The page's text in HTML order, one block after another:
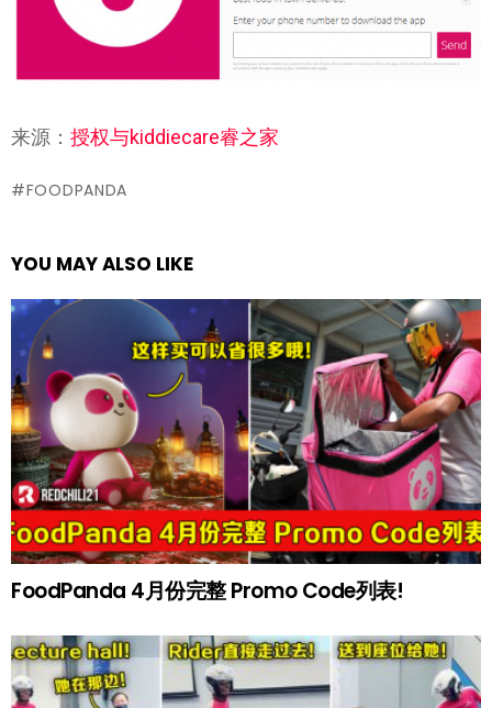
来源： 授权与kiddiecare睿之家
FOODPANDA
YOU MAY ALSO LIKE
FoodPanda 4月份完整 Promo Code列表!